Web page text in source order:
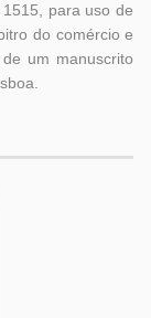
para uso de
do comércio e
um manuscrito